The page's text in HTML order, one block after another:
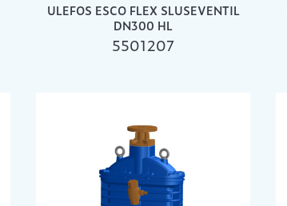
ULEFOS ESCO FLEX SLUSEVENTIL
DN300 HL
5501207